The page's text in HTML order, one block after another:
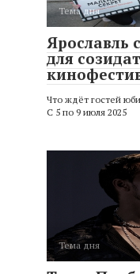
Тема дня
Ярославль
для
Что ждёт гостей
С 5 по 9 июля 2025
Тема дня